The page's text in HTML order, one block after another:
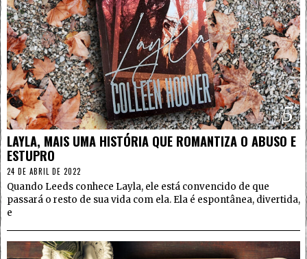
5
LAYLA, MAIS UMA HISTÓRIA QUE ROMANTIZA O ABUSO E
ESTUPRO
24 DE ABRIL DE 2022
Quando Leeds conhece Layla, ele está convencido de que
passará o resto de sua vida com ela. Ela é espontânea, divertida,
e